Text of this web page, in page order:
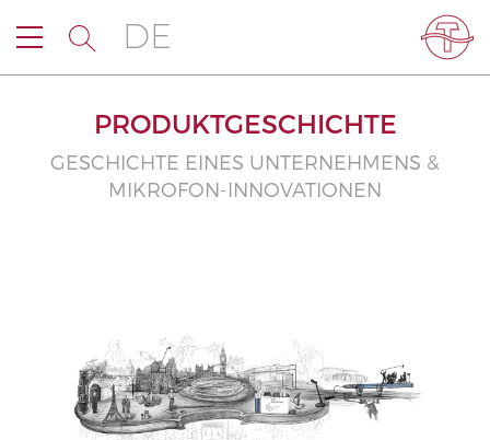
DE
PRODUKTGESCHICHTE
GESCHICHTE EINES UNTERNEHMENS &
MIKROFON-INNOVATIONEN